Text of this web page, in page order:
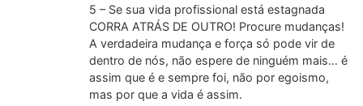
5 – Se sua vida profissional está estagnada
CORRA ATRÁS DE OUTRO! Procure mudanças!
A verdadeira mudança e força só pode vir de
dentro de nós, não espere de ninguém mais… é
assim que é e sempre foi, não por egoismo,
mas por que a vida é assim.